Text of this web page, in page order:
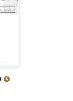
31-03-2021